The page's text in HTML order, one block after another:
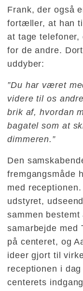
Frank, der også
fortæller, at han
at tage
for de andre.
uddyber:
”Du har været
videre til os
brik af, hvordan
bagatel som at
dimmeren.”
Den
fremgangsmåde
med
udstyret,
sammen
samarbejde med
på centeret, og
ideer gjort til
receptionen i
centerets